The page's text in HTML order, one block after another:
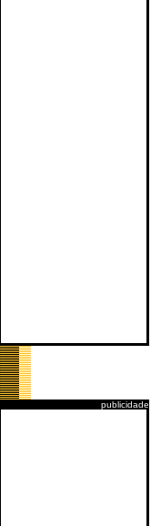
publicidade